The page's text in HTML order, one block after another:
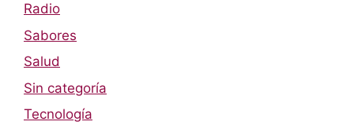
Radio
Sabores
Salud
Sin categoría
Tecnología